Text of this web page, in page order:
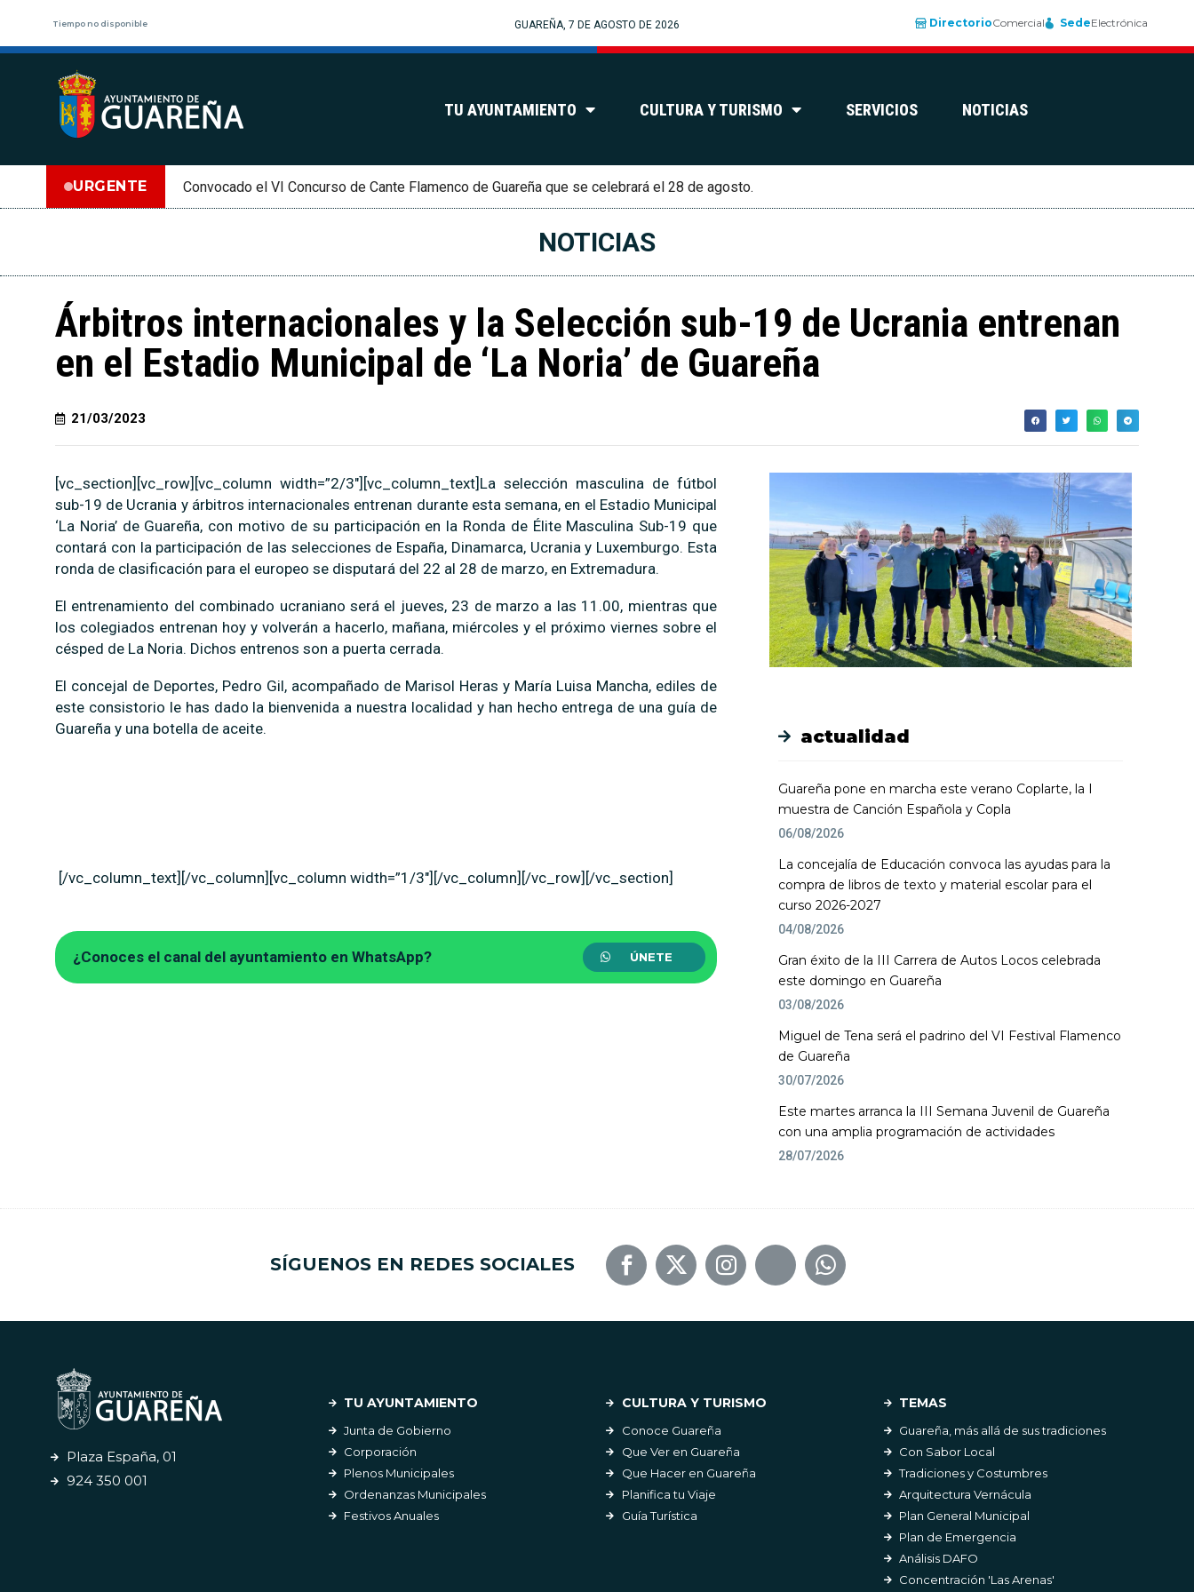
Tiempo no disponible GUAREÑA, 7 DE AGOSTO DE 2026 DirectorioComercial SedeElectrónica
TU AYUNTAMIENTO CULTURA Y TURISMO SERVICIOS NOTICIAS
URGENTE Convocado el VI Concurso de Cante Flamenco de Guareña que se celebrará el 28 de agosto.
NOTICIAS
Árbitros internacionales y la Selección sub-19 de Ucrania entrenan
en el Estadio Municipal de ‘La Noria’ de Guareña
21/03/2023
[vc_section][vc_row][vc_column width=”2/3″][vc_column_text]La selección masculina de fútbol
sub-19 de Ucrania y árbitros internacionales entrenan durante esta semana, en el Estadio Municipal
‘La Noria’ de Guareña, con motivo de su participación en la Ronda de Élite Masculina Sub-19 que
contará con la participación de las selecciones de España, Dinamarca, Ucrania y Luxemburgo. Esta
ronda de clasificación para el europeo se disputará del 22 al 28 de marzo, en Extremadura.
El entrenamiento del combinado ucraniano será el jueves, 23 de marzo a las 11.00, mientras que
los colegiados entrenan hoy y volverán a hacerlo, mañana, miércoles y el próximo viernes sobre el
césped de La Noria. Dichos entrenos son a puerta cerrada.
El concejal de Deportes, Pedro Gil, acompañado de Marisol Heras y María Luisa Mancha, ediles de
este consistorio le has dado la bienvenida a nuestra localidad y han hecho entrega de una guía de
Guareña y una botella de aceite.
[/vc_column_text][/vc_column][vc_column width=”1/3″][/vc_column][/vc_row][/vc_section]
¿Conoces el canal del ayuntamiento en WhatsApp? ÚNETE
actualidad
Guareña pone en marcha este verano Coplarte, la I
muestra de Canción Española y Copla
06/08/2026
La concejalía de Educación convoca las ayudas para la
compra de libros de texto y material escolar para el
curso 2026-2027
04/08/2026
Gran éxito de la III Carrera de Autos Locos celebrada
este domingo en Guareña
03/08/2026
Miguel de Tena será el padrino del VI Festival Flamenco
de Guareña
30/07/2026
Este martes arranca la III Semana Juvenil de Guareña
con una amplia programación de actividades
28/07/2026
SÍGUENOS EN REDES SOCIALES
Plaza España, 01
924 350 001
TU AYUNTAMIENTO
Junta de Gobierno
Corporación
Plenos Municipales
Ordenanzas Municipales
Festivos Anuales
CULTURA Y TURISMO
Conoce Guareña
Que Ver en Guareña
Que Hacer en Guareña
Planifica tu Viaje
Guía Turística
TEMAS
Guareña, más allá de sus tradiciones
Con Sabor Local
Tradiciones y Costumbres
Arquitectura Vernácula
Plan General Municipal
Plan de Emergencia
Análisis DAFO
Concentración 'Las Arenas'